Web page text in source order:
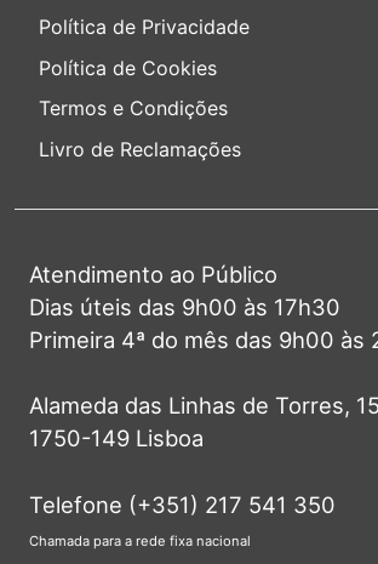
Política de Privacidade
Política de Cookies
Termos e Condições
Livro de Reclamações
Atendimento ao Público
Dias úteis das 9h00 às 17h30
Primeira 4ª do mês das 9h00 às
Alameda das Linhas de Torres,
1750-149 Lisboa
Telefone (+351) 217 541 350
Chamada para a rede fixa nacional